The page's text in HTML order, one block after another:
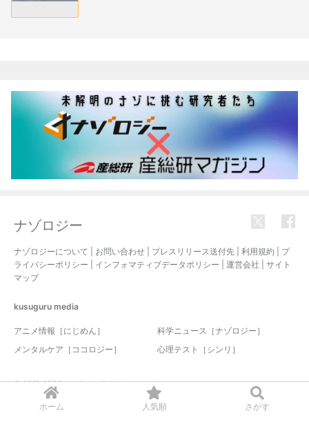
ホーム 人気順 さがす
ナゾロジー
ナゾロジーについて お問い合わせ プレスリリース送付先 利用規約
プ
ライバシーポリシー
インフォマティブデータポリシー 運営会社
サイト
マップ
kusuguru media
アニメ情報［にじめん］
科学ニュース［ナゾロジー］
メンタルケア［ココロジー］
心理テスト［シンリ］
© 2017-2026 nazology. all rights reserved.